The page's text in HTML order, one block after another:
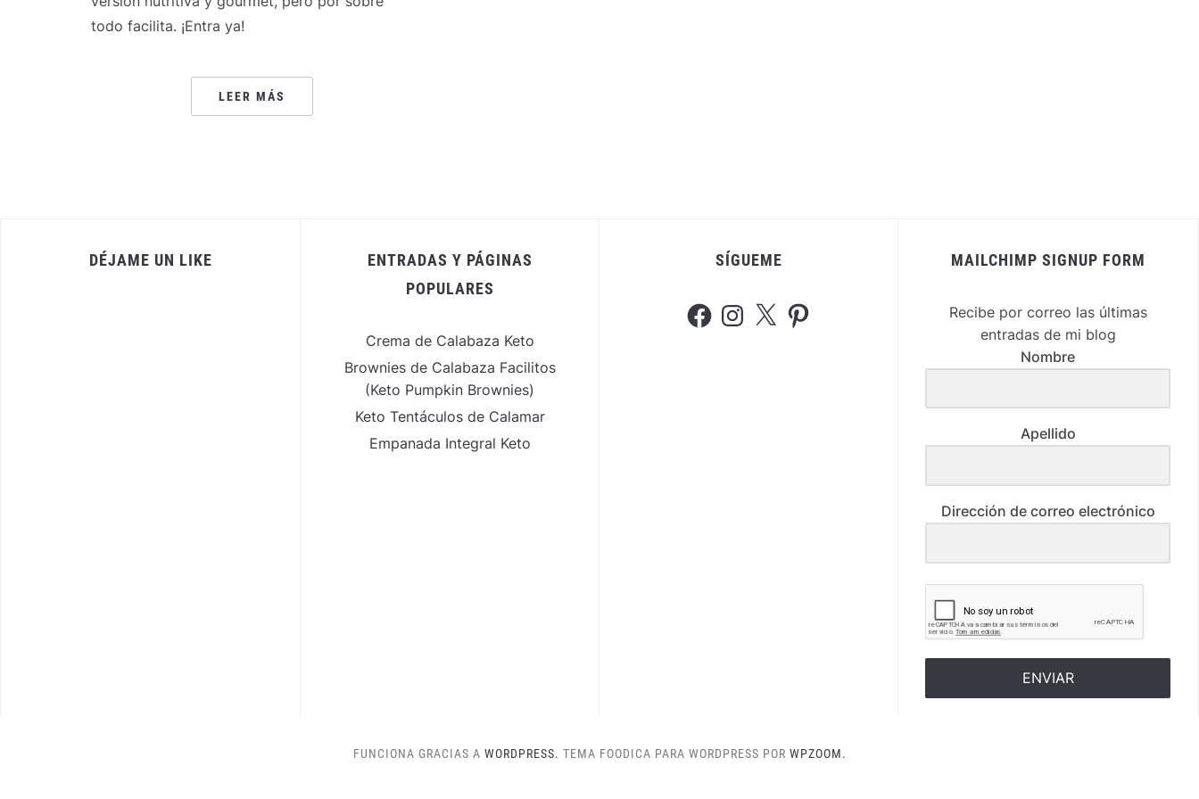
todo facilita. ¡Entra ya!
LEER MÁS
DÉJAME UN LIKE
ENTRADAS Y PÁGINAS
POPULARES
Crema de Calabaza Keto
Brownies de Calabaza Facilitos
(Keto Pumpkin Brownies)
Keto Tentáculos de Calamar
Empanada Integral Keto
SÍGUEME
FacebookInstagram
X Pinterest
MAILCHIMP SIGNUP FORM
Recibe por correo las últimas
entradas de mi blog
Nombre
Apellido
Dirección de correo electrónico
ENVIAR
FUNCIONA GRACIAS A WORDPRESS. TEMA FOODICA PARA WORDPRESS POR WPZOOM.